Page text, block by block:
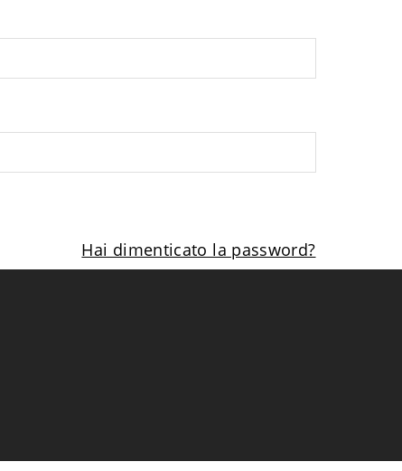
Hai dimenticato la password?